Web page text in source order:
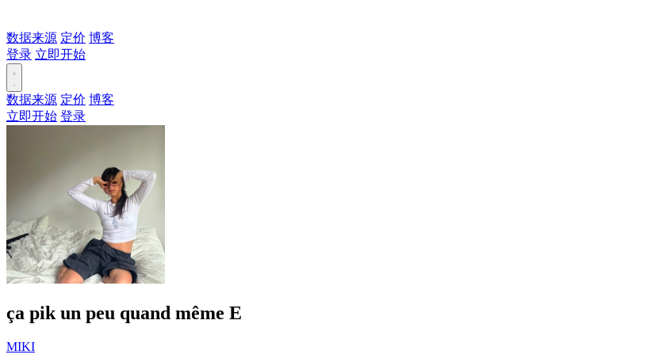
数据来源 定价 博客
登录 立即开始
数据来源 定价 博客
立即开始 登录
ça pik un peu quand même E
MIKI